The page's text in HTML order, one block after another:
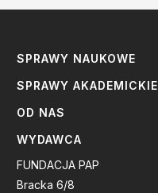
SPRAWY NAUKOWE
SPRAWY AKADEMICKIE
OD NAS
WYDAWCA
FUNDACJA PAP
Bracka 6/8